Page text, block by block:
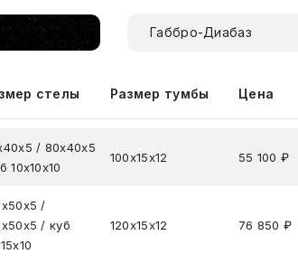
Габбро-Диабаз
стелы Размер тумбы Цена
/ 80х40х5
10х10х10
100х15х12 55 100 ₽
/
/ куб
120х15х12 76 850 ₽